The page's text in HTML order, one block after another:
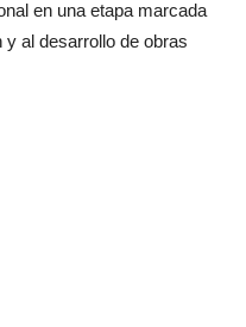
en una etapa marcada
al desarrollo de obras